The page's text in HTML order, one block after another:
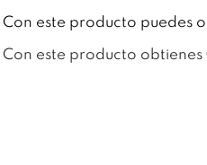
Con este producto puedes
Con este producto obtienes